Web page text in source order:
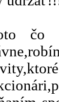
čo